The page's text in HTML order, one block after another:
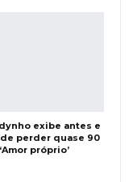
exibe antes e
perder quase 90
próprio’